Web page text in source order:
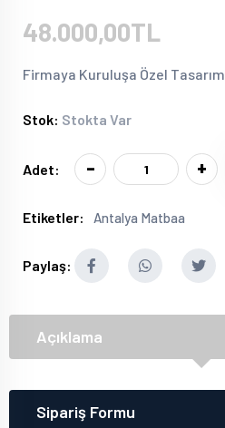
48.000,00TL
Firmaya Kuruluşa Özel Tasarım
Stok: Stokta Var
Adet: - +
Etiketler: Antalya Matbaa
Paylaş:
Açıklama
Sipariş Formu